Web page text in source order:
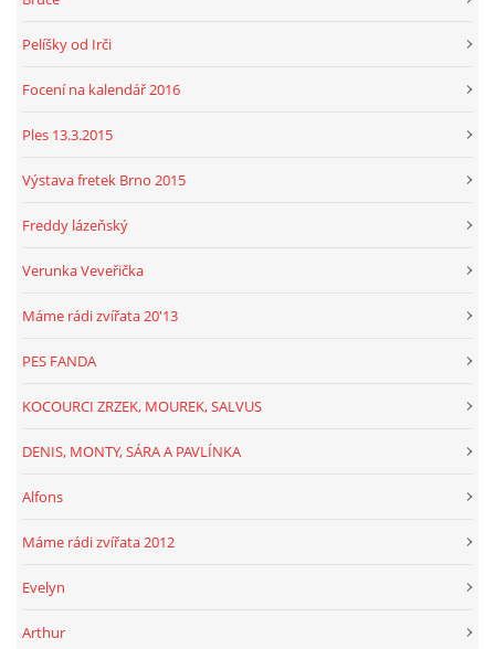
Pelíšky od Irči
Focení na kalendář 2016
Ples 13.3.2015
Výstava fretek Brno 2015
Freddy lázeňský
Verunka Veveřička
Máme rádi zvířata 20'13
PES FANDA
KOCOURCI ZRZEK, MOUREK, SALVUS
DENIS, MONTY, SÁRA A PAVLÍNKA
Alfons
Máme rádi zvířata 2012
Evelyn
Arthur